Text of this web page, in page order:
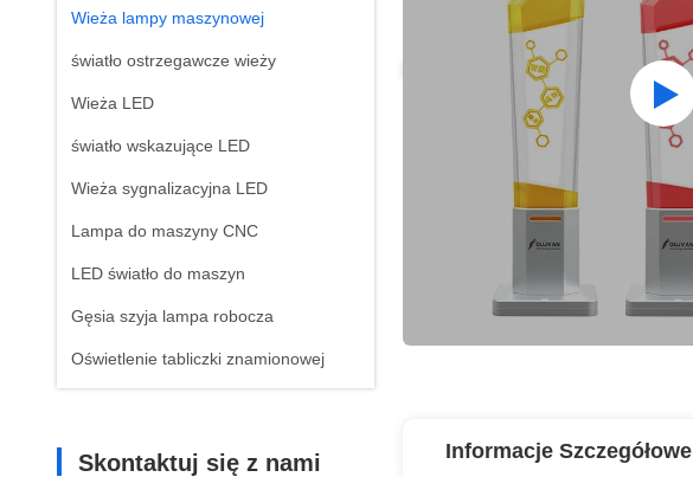
Wieża lampy maszynowej
światło ostrzegawcze wieży
Wieża LED
światło wskazujące LED
Wieża sygnalizacyjna LED
Lampa do maszyny CNC
LED światło do maszyn
Gęsia szyja lampa robocza
Oświetlenie tabliczki znamionowej
Skontaktuj się z nami Informacje Szczegółowe